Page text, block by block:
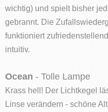
wichtig) und spielt bisher
gebrannt. Die
funktioniert
intuitiv.
Ocean - Tolle Lampe
Krass hell! Der Lichtkegel
Linse verändern - schöne